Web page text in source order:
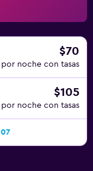
$70
por noche con tasas
$105
por noche con tasas